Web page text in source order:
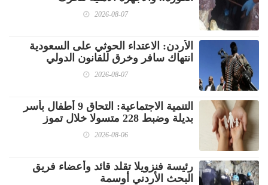
2026-08-07
الأردن: الاعتداء الحوثي على السعودية
انتهاك سافر وخرق للقانون الدولي
2026-08-07
‏التنمية الاجتماعية: التحاق 9 أطفال بأسر
بديلة وضبط 228 متسولا خلال تموز
2026-08-06
رئيسة فنزويلا تقلد قائد وأعضاء فريق
البحث الأردني أوسمة